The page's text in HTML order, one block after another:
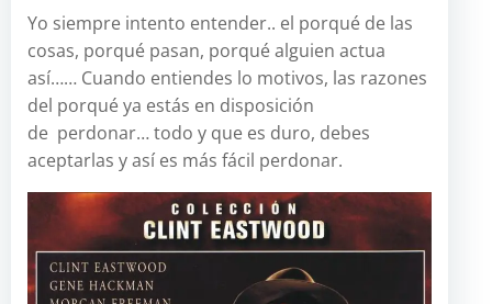
Yo siempre intento entender.. el porqué de las
cosas, porqué pasan, porqué alguien actua
así…… Cuando entiendes lo motivos, las razones
del porqué ya estás en disposición
de perdonar… todo y que es duro, debes
aceptarlas y así es más fácil perdonar.